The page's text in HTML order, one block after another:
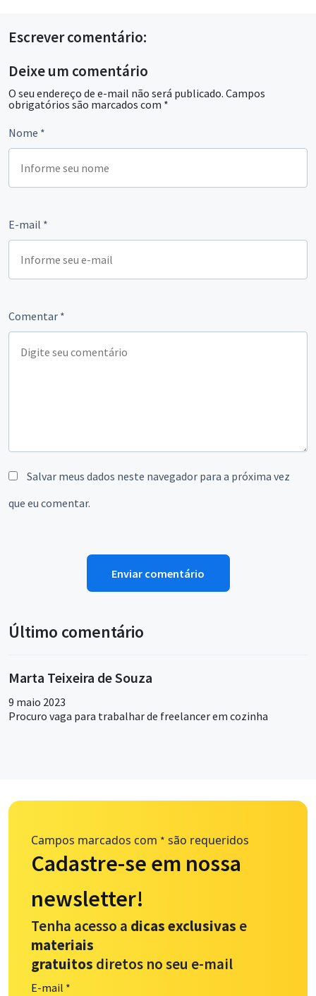
Escrever comentário:
Deixe um comentário
O seu endereço de e-mail não será publicado. Campos
obrigatórios são marcados com *
Comentar *
Nome *
E-mail *
Salvar meus dados neste navegador para a próxima vez
que eu comentar.
Último comentário
Marta Teixeira de Souza
9 maio 2023
Procuro vaga para trabalhar de freelancer em cozinha
Campos marcados com * são requeridos
Cadastre-se em nossa
newsletter!
Tenha acesso a dicas exclusivas e
materiais
gratuitos diretos no seu e-mail
E-mail *